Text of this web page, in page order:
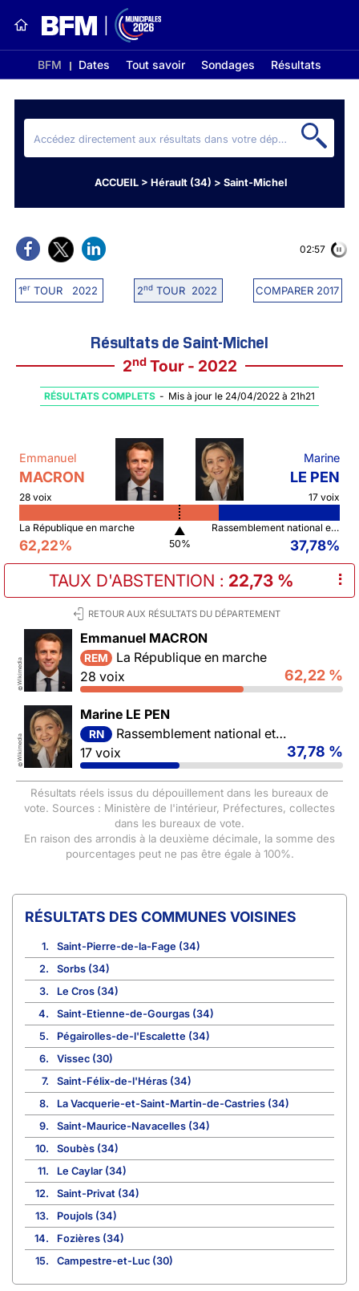
BFM Dates Tout savoir Sondages Résultats
ACCUEIL > Hérault (34) > Saint-Michel
1erTOUR 2022 2ndTOUR 2022 COMPARER 2017
02:56
Résultats de Saint-Michel
2ndTour - 2022
RÉSULTATS COMPLETS - Mis à jour le 24/04/2022 à 21h21
Emmanuel
MACRON
28 voix
Marine
LE PEN
17 voix
La République en marche
62,22%
▲
50%
Rassemblement national et ses alliés
37,78%
TAUX D'ABSTENTION : 22,73 % ⠇
RETOUR AUX RÉSULTATS DU DÉPARTEMENT
©
Wikimedia
Emmanuel MACRON
REM
La République en marche
28 voix
62,22 %
©
Wikimedia
Marine LE PEN
RN
Rassemblement national et ses alliés
17 voix
37,78 %
Résultats réels issus du dépouillement dans les bureaux de
vote. Sources : Ministère de l'intérieur, Préfectures, collectes
dans les bureaux de vote.
En raison des arrondis à la deuxième décimale, la somme des
pourcentages peut ne pas être égale à 100%.
COMMUNES VOISINES
1.
Saint-Pierre-de-la-Fage (34)
2.
Sorbs (34)
3.
Le Cros (34)
4.
Saint-Etienne-de-Gourgas (34)
5.
Pégairolles-de-l'Escalette (34)
6.
Vissec (30)
7.
Saint-Félix-de-l'Héras (34)
8.
La Vacquerie-et-Saint-Martin-de-Castries (34)
9.
Saint-Maurice-Navacelles (34)
10.
Soubès (34)
11.
Le Caylar (34)
12.
Saint-Privat (34)
13.
Poujols (34)
14.
Fozières (34)
15.
Campestre-et-Luc (30)